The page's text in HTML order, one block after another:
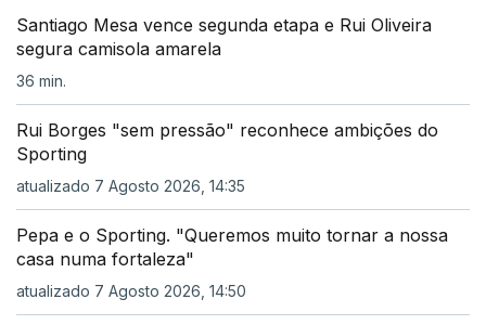
Santiago Mesa vence segunda etapa e Rui Oliveira
segura camisola amarela
36 min.
Rui Borges "sem pressão" reconhece ambições do
Sporting
atualizado 7 Agosto 2026, 14:35
Pepa e o Sporting. "Queremos muito tornar a nossa
casa numa fortaleza"
atualizado 7 Agosto 2026, 14:50